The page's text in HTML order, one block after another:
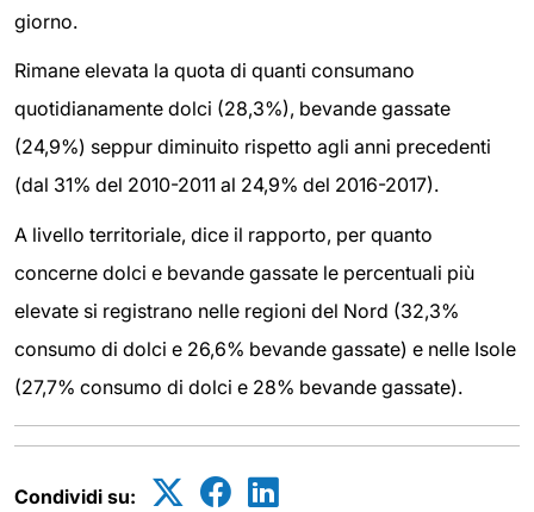
giorno.
Rimane elevata la quota di quanti consumano
quotidianamente dolci (28,3%), bevande gassate
(24,9%) seppur diminuito rispetto agli anni precedenti
(dal 31% del 2010-2011 al 24,9% del 2016-2017).
A livello territoriale, dice il rapporto, per quanto
concerne dolci e bevande gassate le percentuali più
elevate si registrano nelle regioni del Nord (32,3%
consumo di dolci e 26,6% bevande gassate) e nelle Isole
(27,7% consumo di dolci e 28% bevande gassate).
Condividi su: